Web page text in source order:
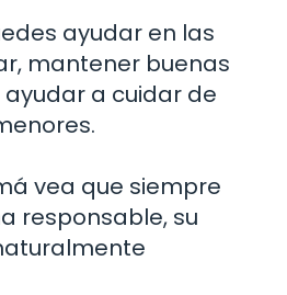
ayudar en las
mantener buenas
a cuidar de
vea que siempre
responsable, su